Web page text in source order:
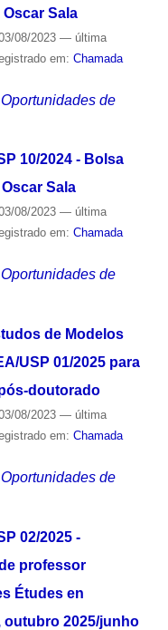
Sala
08/2023 — última
em: Chamada
Oportunidades de
10/2024 - Bolsa
Sala
08/2023 — última
em: Chamada
Oportunidades de
de Modelos
USP 01/2025 para
doutorado
08/2023 — última
em: Chamada
Oportunidades de
02/2025 -
professor
Études en
outubro 2025/junho